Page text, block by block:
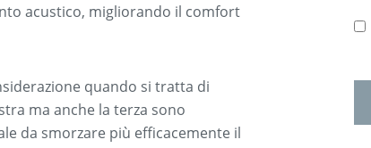
acustico, migliorando il comfort
quando si tratta di
ma anche la terza sono
da smorzare più efficacemente il